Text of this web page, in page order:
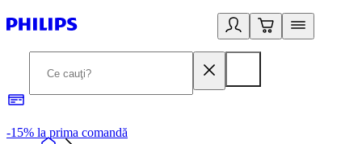
-15% la prima comandă